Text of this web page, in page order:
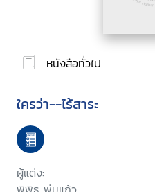
หนังสือทั่วไป
ใครว่า--ไร้สาระ
ผู้แต่ง: